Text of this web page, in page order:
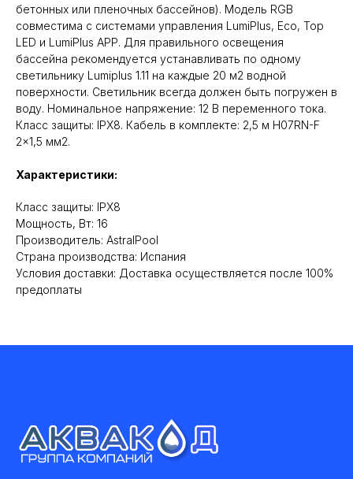
бетонных или пленочных бассейнов). Модель RGB
совместима с системами управления LumiPlus, Eco, Top
LED и LumiPlus APP. Для правильного освещения
бассейна рекомендуется устанавливать по одному
светильнику Lumiplus 1.11 на каждые 20 м2 водной
поверхности. Светильник всегда должен быть погружен в
воду. Номинальное напряжение: 12 В переменного тока.
Класс защиты: IPX8. Кабель в комплекте: 2,5 м H07RN-F
2x1,5 мм2.
Характеристики:
Класс защиты: IPX8
Мощность, Вт: 16
Производитель: AstralPool
Cтрана производства: Испания
Условия доставки: Доставка осуществляется после 100%
предоплаты